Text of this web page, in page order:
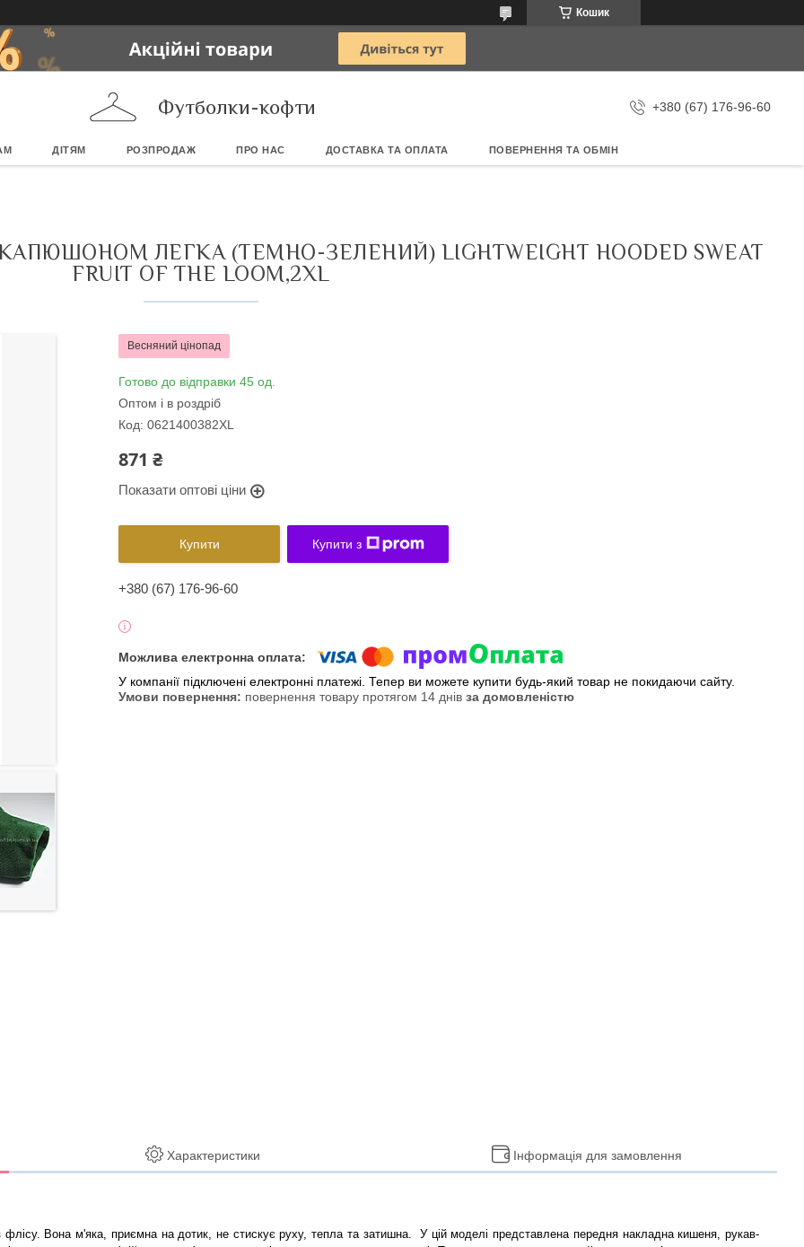
Кошик
Футболки-кофти +380 (67) 176-96-60
ДІТЯМ РОЗПРОДАЖ ПРО НАС ДОСТАВКА ТА ОПЛАТА ПОВЕРНЕННЯ ТА ОБМІН
ЛЕГКА (ТЕМНО-ЗЕЛЕНИЙ) LIGHTWEIGHT HOODED SWEAT
FRUIT OF THE LOOM,2XL
Весняний цінопад
Готово до відправки 45 од.
Оптом і в роздріб
Код: 0621400382XL
871 ₴
Показати оптові ціни
Купити Купити з
+380 (67) 176-96-60
У компанії підключені електронні платежі. Тепер ви можете купити будь-який товар не покидаючи сайту.
повернення товару протягом 14 днів за домовленістю
Характеристики Інформація для замовлення
флісу. Вона м'яка, приємна на дотик, не стискує руху, тепла та затишна. У цій моделі представлена передня накладна кишеня, рукав-